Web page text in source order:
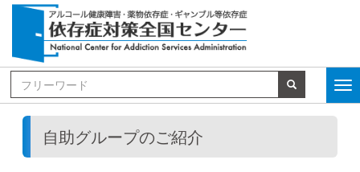
自助グループのご紹介